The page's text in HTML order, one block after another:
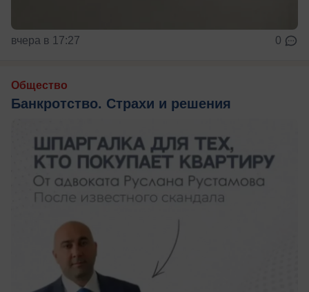
вчера в 17:27 0
Общество
Банкротство. Страхи и решения